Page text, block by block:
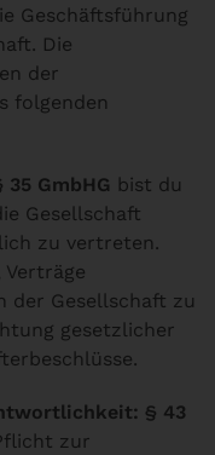
Geschäftsführung
Die
der
folgenden
35 GmbHG bist du
Gesellschaft
zu vertreten.
Verträge
der Gesellschaft zu
gesetzlicher
§ 43
zur